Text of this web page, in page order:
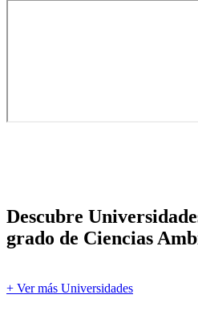
Descubre
grado de Ciencias
+ Ver más Universidades